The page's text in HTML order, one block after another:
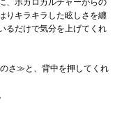
、ボカロカルチャーからの
りキラキラした眩しさを纏
るだけで気分を上げてくれ
さ≫と、背中を押してくれ